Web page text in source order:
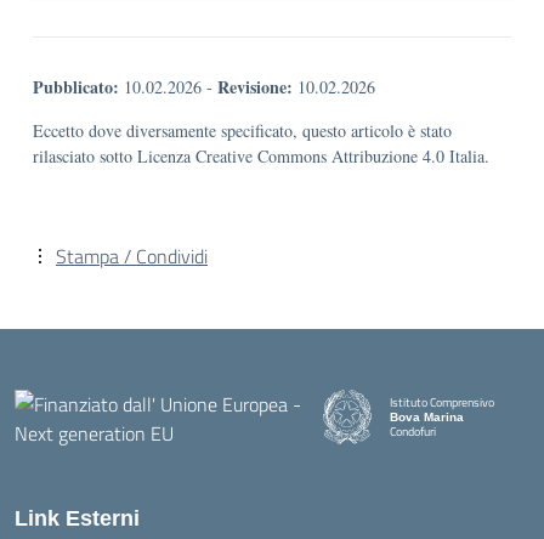
Pubblicato: 10.02.2026 - Revisione: 10.02.2026
Eccetto dove diversamente specificato, questo articolo è stato
rilasciato sotto Licenza Creative Commons Attribuzione 4.0 Italia.
Stampa / Condividi
Istituto Comprensivo
Bova Marina
Condofuri
Link Esterni